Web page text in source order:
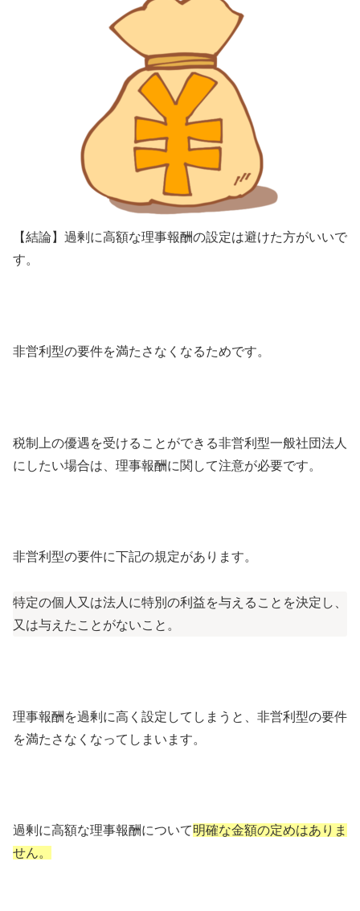
【結論】過剰に高額な理事報酬の設定は避けた方がいいで
す。
非営利型の要件を満たさなくなるためです。
税制上の優遇を受けることができる非営利型一般社団法人
にしたい場合は、理事報酬に関して注意が必要です。
非営利型の要件に下記の規定があります。
特定の個人又は法人に特別の利益を与えることを決定し、
又は与えたことがないこと。
理事報酬を過剰に高く設定してしまうと、非営利型の要件
を満たさなくなってしまいます。
過剰に高額な理事報酬について明確な金額の定めはありま
せん。